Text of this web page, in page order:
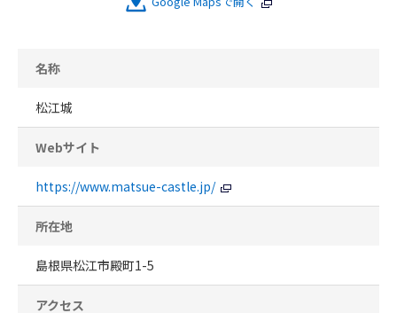
名称
松江城
Webサイト
https://www.matsue-castle.jp/
所在地
島根県松江市殿町1-5
アクセス